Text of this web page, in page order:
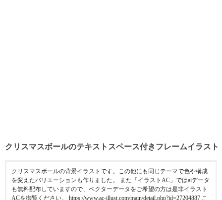
クリスマスボールのテキストスペース付きフレームイラスト
クリスマスボールの背景イラストです。この他にも同じテーマで色や構成
を変えたバリエーションも作りました。 また「イラストAC」ではaiデータ
も無料配布していますので、ベクターデータをご希望の方は是非イラスト
ACを御覧ください。 https://www.ac-illust.com/main/detail.php?id=27204887 こ